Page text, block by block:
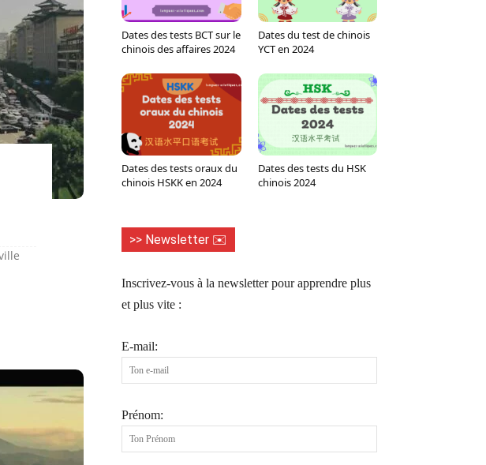
Dates des tests BCT sur le
chinois des affaires 2024
Dates du test de chinois
YCT en 2024
Dates des tests oraux du
chinois HSKK en 2024
Dates des tests du HSK
chinois 2024
>> Newsletter ✉️
Inscrivez-vous à la newsletter pour apprendre plus
et plus vite :
E-mail:
Prénom: